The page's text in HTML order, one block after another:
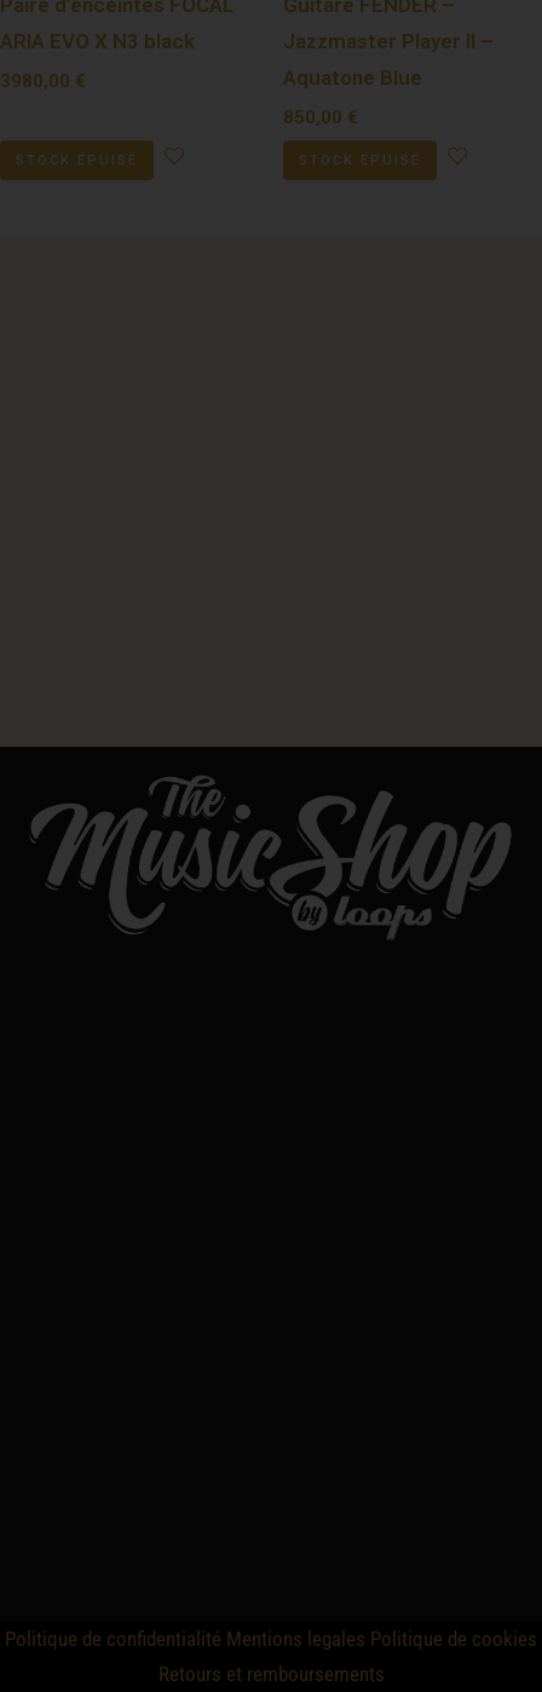
Paire d’enceintes FOCAL
ARIA EVO X N3 black
3980,00 €
STOCK ÉPUISÉ
Guitare FENDER –
Jazzmaster Player II –
Aquatone Blue
850,00 €
STOCK ÉPUISÉ
Politique de confidentialité Mentions legales Politique de cookies
Retours et remboursements